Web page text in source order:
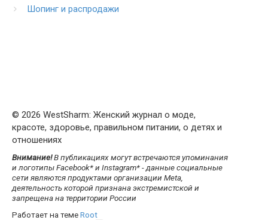
Шопинг и распродажи
© 2026 WestSharm: Женский журнал о моде,
красоте, здоровье, правильном питании, о детях и
отношениях
Внимание!В публикациях могут встречаются упоминания
и логотипы Facebook* и Instagram* - данные социальные
сети являются продуктами организации Meta,
деятельность которой признана экстремистской и
запрещена на территории России
Работает на темеRoot